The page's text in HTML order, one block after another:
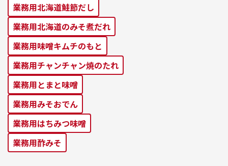
業務⽤北海道鮭節だし
業務⽤北海道のみそ煮だれ
業務⽤味噌キムチのもと
業務⽤チャンチャン焼のたれ
業務⽤とまと味噌
業務⽤みそおでん
業務用はちみつ味噌
業務用酢みそ